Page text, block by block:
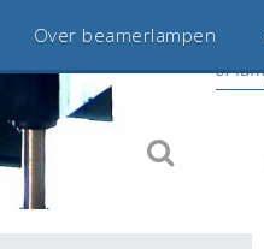
Over beamerlampen
betrouwbaar en ervaren